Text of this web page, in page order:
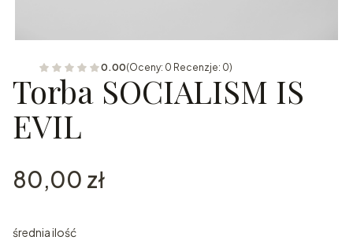
0.00(Oceny: 0 Recenzje: 0)
Torba SOCIALISM IS
EVIL
Cena
80,00 zł
średnia ilość